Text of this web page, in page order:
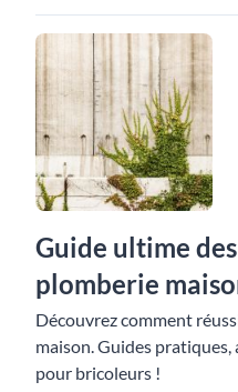
Guide ultime
plomberie
Découvrez comment
maison. Guides
pour bricoleurs !